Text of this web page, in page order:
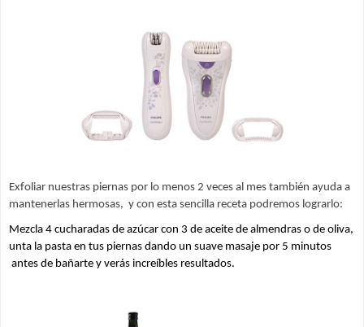
Exfoliar nuestras piernas por lo menos 2 veces al mes también ayuda a
mantenerlas hermosas,  y con esta sencilla receta podremos lograrlo:
Mezcla 4 cucharadas de azúcar con 3 de aceite de almendras o de oliva,
unta la pasta en tus piernas dando un suave masaje por 5 minutos
antes de bañarte y verás increíbles resultados.